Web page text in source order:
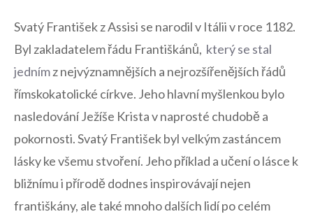
Svatý František z Assisi​ se narodil v ‍Itálii v roce 1182.
Byl zakladatelem řádu Františkánů, ‍ který se stal
jednímz nejvýznamnějších⁤ a nejrozšířenějších řádů
římskokatolické ⁤církve. Jeho hlavní​ myšlenkou bylo
nasledování Ježíše Krista v naprosté chudobě a
pokornosti. Svatý František byl velkým zastáncem
lásky ke všemu ‍stvoření. ⁣Jeho příklad ​a učení o lásce k
bližnímu i přírodě dodnes inspirovávají nejen
františkány, ale také mnoho dalších lidí po celém